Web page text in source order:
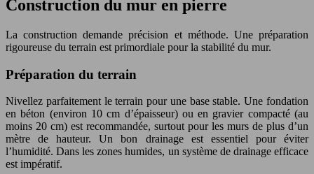
Construction du mur en pierre
La construction demande précision et méthode. Une préparation
rigoureuse du terrain est primordiale pour la stabilité du mur.
Préparation du terrain
Nivellez parfaitement le terrain pour une base stable. Une fondation
en béton (environ 10 cm d’épaisseur) ou en gravier compacté (au
moins 20 cm) est recommandée, surtout pour les murs de plus d’un
mètre de hauteur. Un bon drainage est essentiel pour éviter
l’humidité. Dans les zones humides, un système de drainage efficace
est impératif.